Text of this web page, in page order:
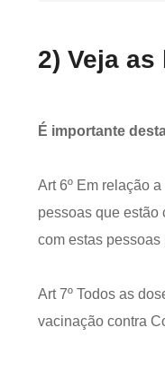
2) Veja
É importante
Art 6º Em relação
pessoas que estão
com estas pessoas
Art 7º Todos as
vacinação contra